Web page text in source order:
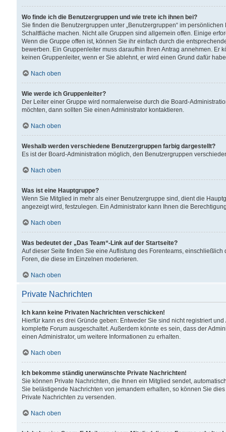
Wo finde ich die Benutzergruppen und wie trete ich ihnen bei?
Sie finden die Benutzergruppen unter „Benutzergruppen“ im
Schaltfläche machen. Nicht alle Gruppen sind allgemein offen. Einige
Wenn die Gruppe offen ist, können Sie ihr einfach durch die
bewerben. Ein Gruppenleiter muss daraufhin Ihren Antrag annehmen.
keinen Gruppenleiter, wenn er Sie ablehnt, er wird einen Grund dafür
Nach oben
Wie werde ich Gruppenleiter?
Der Leiter einer Gruppe wird normalerweise durch die Board-
möchten, dann sollten Sie einen Administrator kontaktieren.
Nach oben
Weshalb werden verschiedene Benutzergruppen farbig dargestellt?
Es ist der Board-Administration möglich, den Benutzergruppen
Nach oben
Was ist eine Hauptgruppe?
Wenn Sie Mitglied in mehr als einer Benutzergruppe sind, dient die
angezeigt wird, festzulegen. Ein Administrator kann Ihnen die
Nach oben
Was bedeutet der „Das Team“-Link auf der Startseite?
Auf dieser Seite finden Sie eine Auflistung des Forenteams,
Foren, die diese im Einzelnen moderieren.
Nach oben
Private Nachrichten
Ich kann keine Privaten Nachrichten verschicken!
Hierfür kann es drei Gründe geben: Entweder Sie sind nicht registriert
komplette Forum ausgeschaltet. Außerdem könnte es sein, dass der
einen Administrator, um weitere Informationen zu erhalten.
Nach oben
Ich bekomme ständig unerwünschte Private Nachrichten!
Sie können Private Nachrichten, die Ihnen ein Mitglied sendet,
Sie belästigende Nachrichten von jemandem erhalten, so können Sie
Private Nachrichten zu versenden.
Nach oben